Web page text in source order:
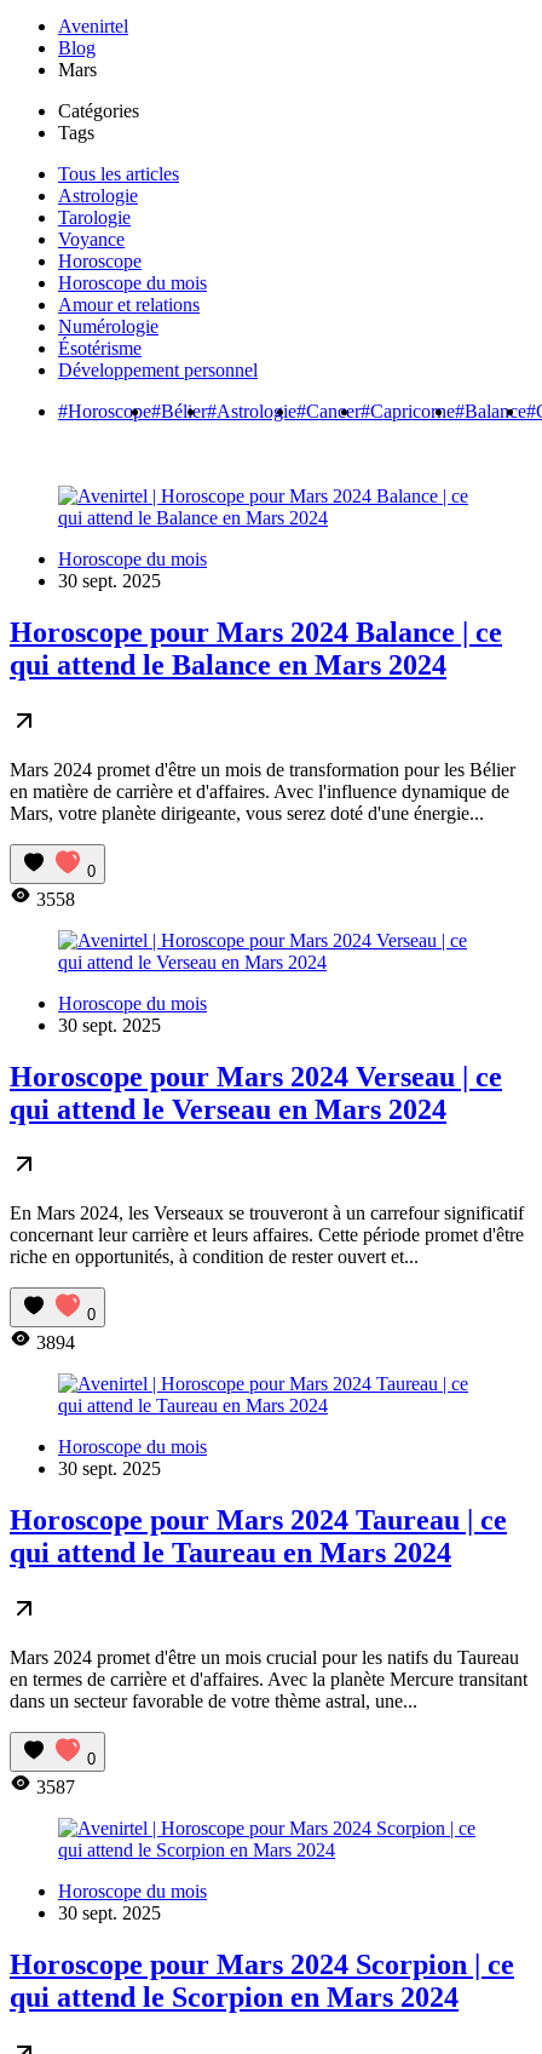
Avenirtel
Blog
Mars
Catégories
Tags
Tous les articles
Astrologie
Tarologie
Voyance
Horoscope
Horoscope du mois
Amour et relations
Numérologie
Ésotérisme
Développement personnel
#Horoscope#Bélier#Astrologie#Cancer#Capricorne#Balance
Horoscope du mois
30 sept. 2025
Horoscope pour Mars 2024 Balance | ce
qui attend le Balance en Mars 2024
Mars 2024 promet d'être un mois de transformation pour les Bélier
en matière de carrière et d'affaires. Avec l'influence dynamique de
Mars, votre planète dirigeante, vous serez doté d'une énergie...
0
3558
Horoscope du mois
30 sept. 2025
Horoscope pour Mars 2024 Verseau | ce
qui attend le Verseau en Mars 2024
En Mars 2024, les Verseaux se trouveront à un carrefour significatif
concernant leur carrière et leurs affaires. Cette période promet d'être
riche en opportunités, à condition de rester ouvert et...
0
3894
Horoscope du mois
30 sept. 2025
Horoscope pour Mars 2024 Taureau | ce
qui attend le Taureau en Mars 2024
Mars 2024 promet d'être un mois crucial pour les natifs du Taureau
en termes de carrière et d'affaires. Avec la planète Mercure transitant
dans un secteur favorable de votre thème astral, une...
0
3587
Horoscope du mois
30 sept. 2025
Horoscope pour Mars 2024 Scorpion | ce
qui attend le Scorpion en Mars 2024